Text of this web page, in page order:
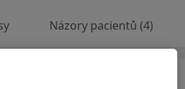
Názory pacientů (4)